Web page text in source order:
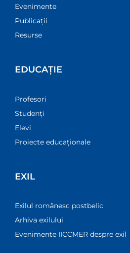
Evenimente
Publicații
Resurse
EDUCAȚIE
Profesori
Studenți
Elevi
Proiecte educaționale
EXIL
Exilul românesc postbelic
Arhiva exilului
Evenimente IICCMER despre exil